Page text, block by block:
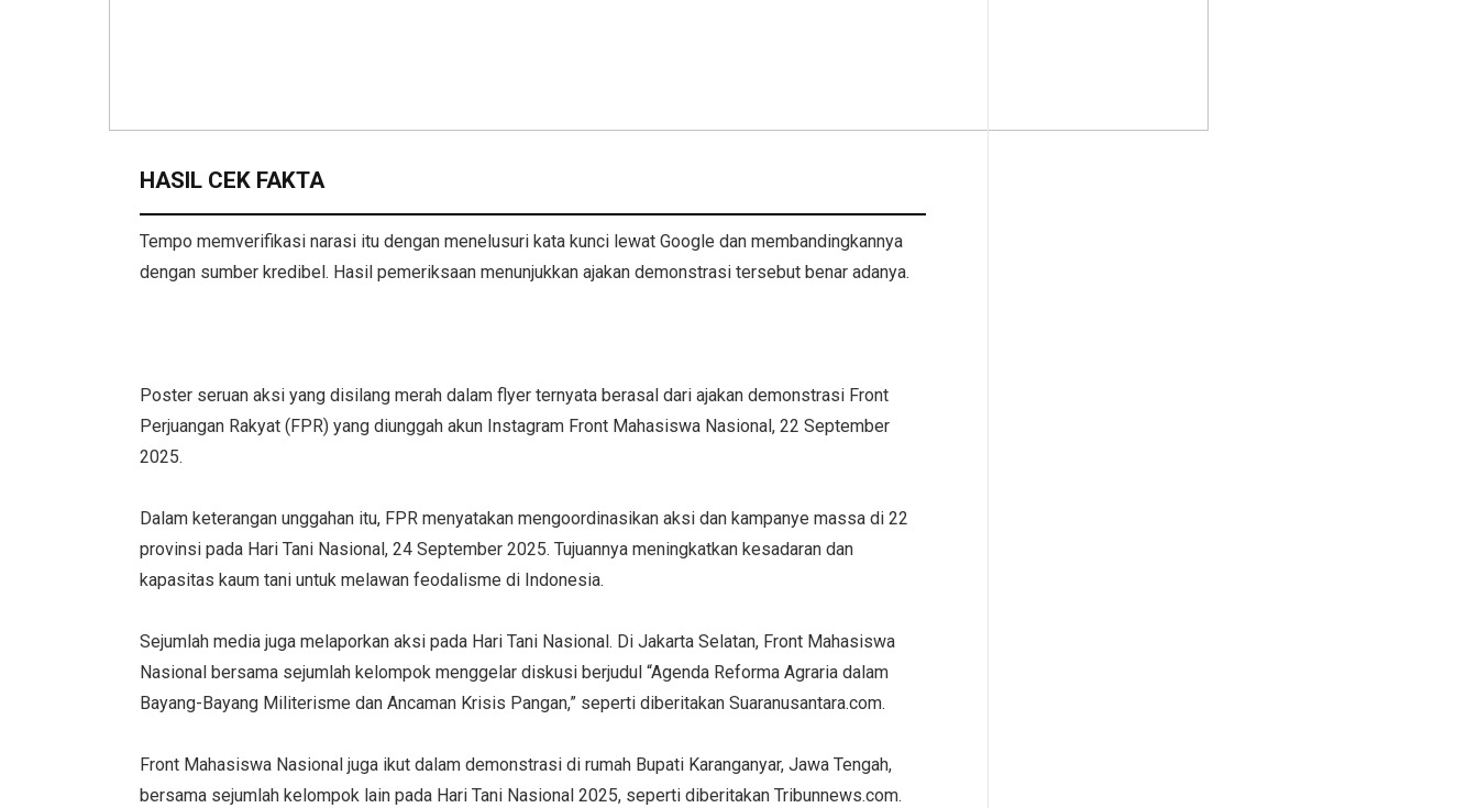
HASIL CEK FAKTA
Tempo memverifikasi narasi itu dengan menelusuri kata kunci lewat Google dan membandingkannya
dengan sumber kredibel. Hasil pemeriksaan menunjukkan ajakan demonstrasi tersebut benar adanya.
Poster seruan aksi yang disilang merah dalam flyer ternyata berasal dari ajakan demonstrasi Front
Perjuangan Rakyat (FPR) yang diunggah akun Instagram Front Mahasiswa Nasional, 22 September
2025.
Dalam keterangan unggahan itu, FPR menyatakan mengoordinasikan aksi dan kampanye massa di 22
provinsi pada Hari Tani Nasional, 24 September 2025. Tujuannya meningkatkan kesadaran dan
kapasitas kaum tani untuk melawan feodalisme di Indonesia.
Sejumlah media juga melaporkan aksi pada Hari Tani Nasional. Di Jakarta Selatan, Front Mahasiswa
Nasional bersama sejumlah kelompok menggelar diskusi berjudul “Agenda Reforma Agraria dalam
Bayang-Bayang Militerisme dan Ancaman Krisis Pangan,” seperti diberitakan Suaranusantara.com.
Front Mahasiswa Nasional juga ikut dalam demonstrasi di rumah Bupati Karanganyar, Jawa Tengah,
bersama sejumlah kelompok lain pada Hari Tani Nasional 2025, seperti diberitakan Tribunnews.com.